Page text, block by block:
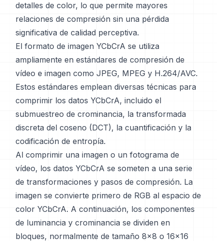
detalles de color, lo que permite mayores
relaciones de compresión sin una pérdida
significativa de calidad perceptiva.
El formato de imagen YCbCrA se utiliza
ampliamente en estándares de compresión de
vídeo e imagen como JPEG, MPEG y H.264/AVC.
Estos estándares emplean diversas técnicas para
comprimir los datos YCbCrA, incluido el
submuestreo de crominancia, la transformada
discreta del coseno (DCT), la cuantificación y la
codificación de entropía.
Al comprimir una imagen o un fotograma de
vídeo, los datos YCbCrA se someten a una serie
de transformaciones y pasos de compresión. La
imagen se convierte primero de RGB al espacio de
color YCbCrA. A continuación, los componentes
de luminancia y crominancia se dividen en
bloques, normalmente de tamaño 8x8 o 16x16